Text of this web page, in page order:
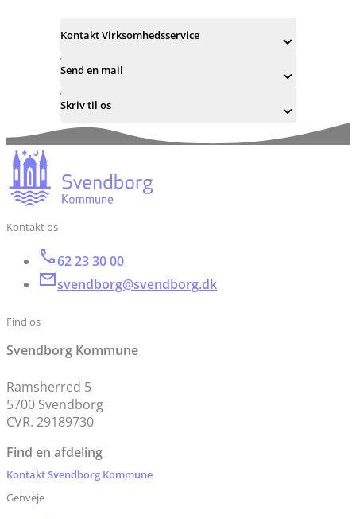
Kontakt Virksomhedsservice
Send en mail
Skriv til os
Kontakt os
62 23 30 00
svendborg@svendborg.dk
Find os
Svendborg Kommune
Ramsherred 5
5700 Svendborg
CVR. 29189730
Find en afdeling
Kontakt Svendborg Kommune
Genveje